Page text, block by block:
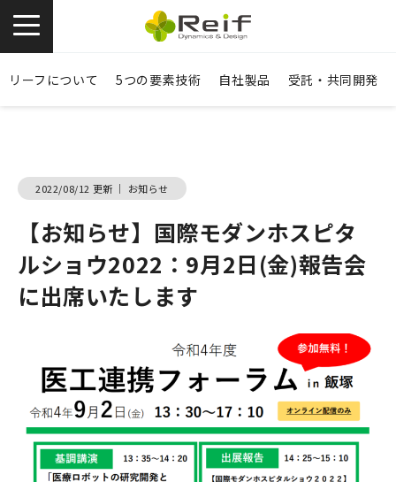
リーフについて 5つの要素技術 自社製品 受託・共同開発
2022/08/12 更新 ｜ お知らせ
【お知らせ】国際モダンホスピタ
ルショウ2022：9月2日(金)報告会
に出席いたします